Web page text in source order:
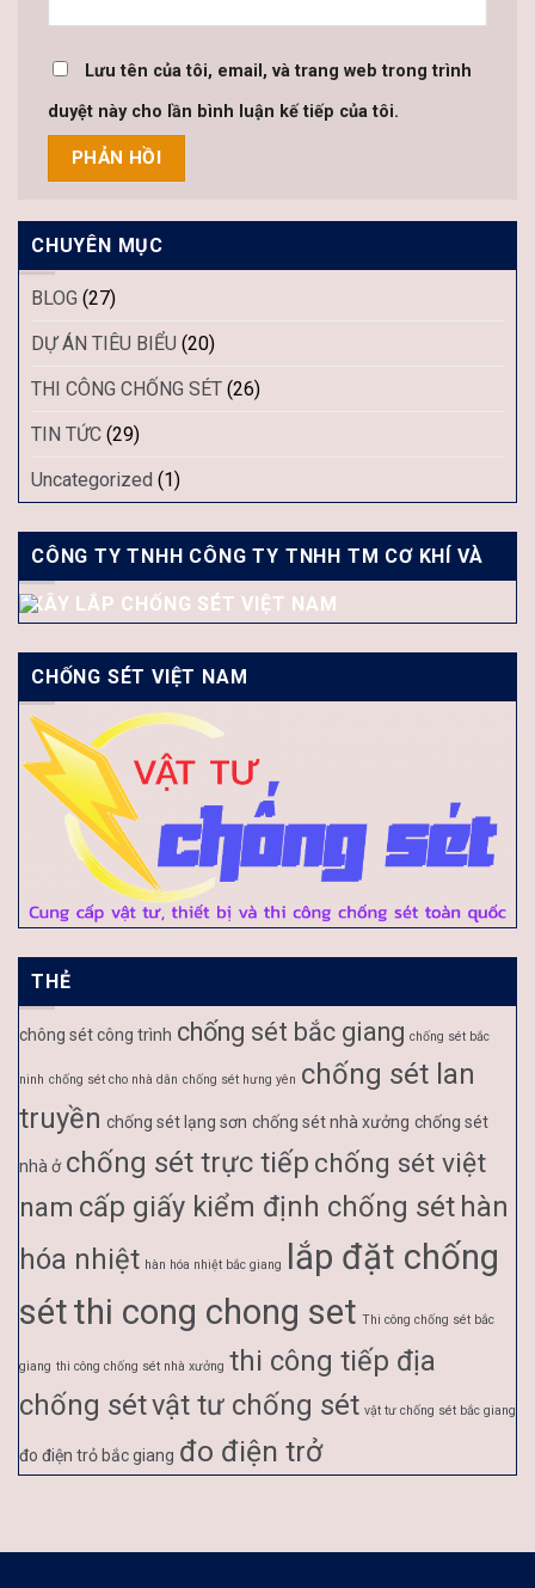
Lưu tên của tôi, email, và trang web trong trình
duyệt này cho lần bình luận kế tiếp của tôi.
CHUYÊN MỤC
BLOG (27)
DỰ ÁN TIÊU BIỂU (20)
THI CÔNG CHỐNG SÉT (26)
TIN TỨC (29)
Uncategorized (1)
CÔNG TY TNHH CÔNG TY TNHH TM CƠ KHÍ VÀ
XÂY LẮP CHỐNG SÉT VIỆT NAM
CHỐNG SÉT VIỆT NAM
THẺ
chông sét công trình chống sét bắc giang chống sét bắc
ninh chống sét cho nhà dân chống sét hưng yên chống sét lan
truyền chống sét lạng sơn chống sét nhà xưởng chống sét
nhà ở chống sét trực tiếp chống sét việt
nam cấp giấy kiểm định chống sét hàn
hóa nhiệt hàn hóa nhiệt bắc giang
lắp đặt chống
sétthi cong chong set Thi công chống sét bắc
giang thi công chống sét nhà xưởng thi công tiếp địa
chống sétvật tư chống sét vật tư chống sét bắc giang
đo điện trỏ bắc giang đo điện trở